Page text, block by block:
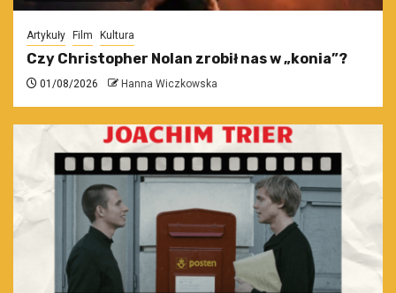
Artykuły Film Kultura
Czy Christopher Nolan zrobił nas w „konia”?
01/08/2026 Hanna Wiczkowska